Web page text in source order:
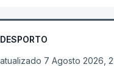
DESPORTO
atualizado 7 Agosto 2026,